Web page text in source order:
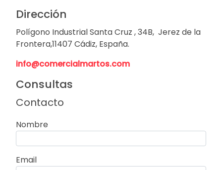
Dirección
Polígono Industrial Santa Cruz , 34B, Jerez de la
Frontera,11407 Cádiz, España.
info@comercialmartos.com
Consultas
Contacto
Nombre
Email